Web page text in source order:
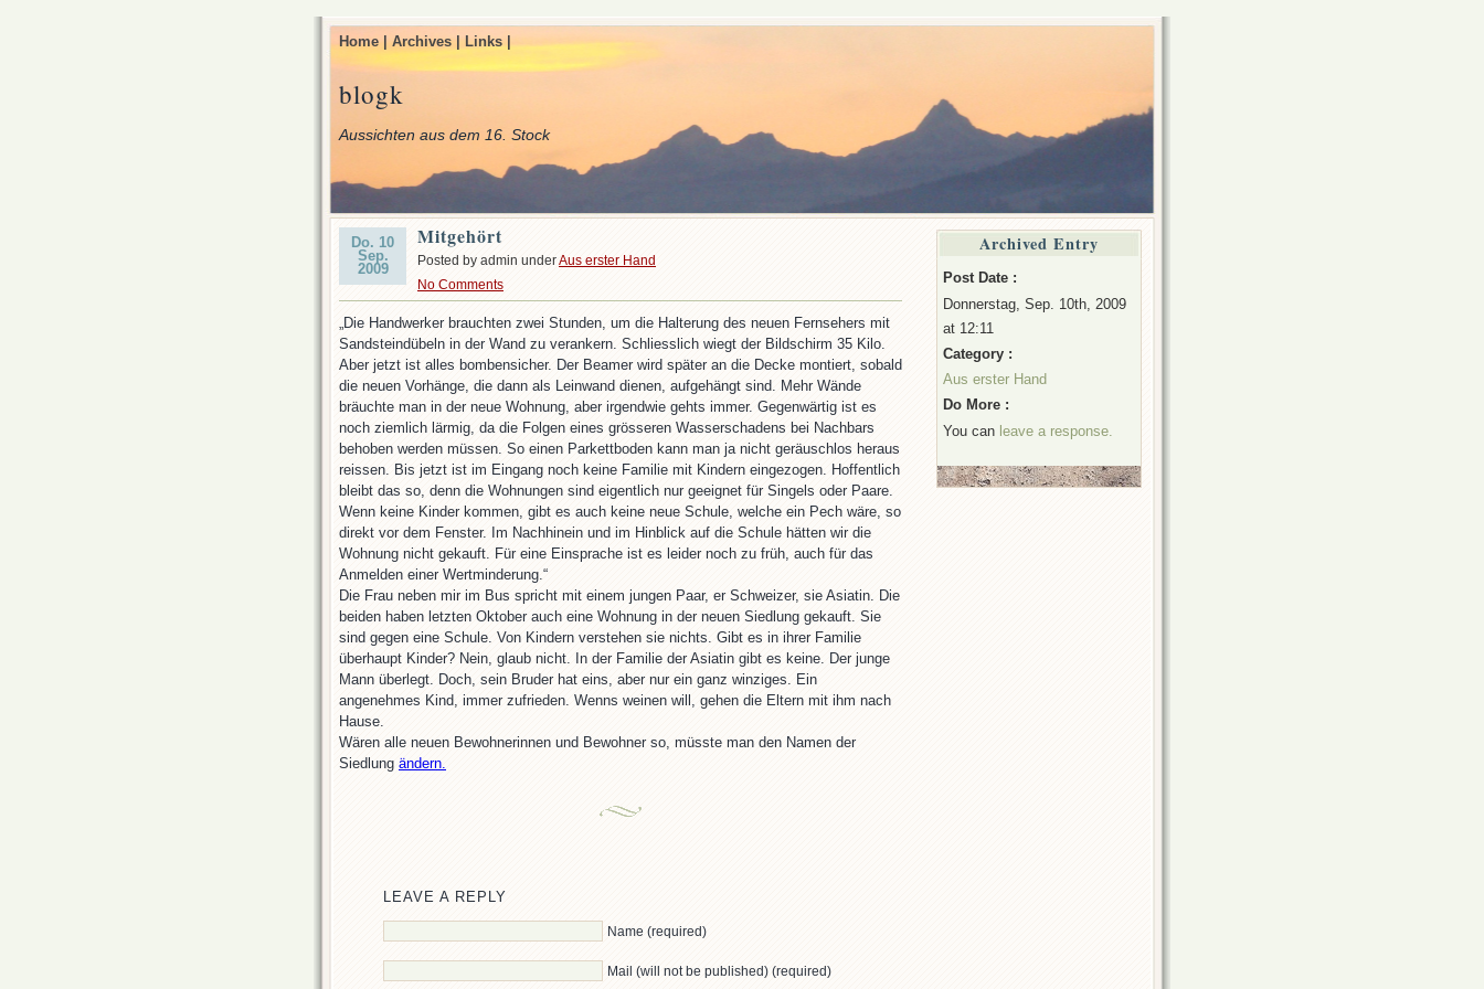
Home | Archives | Links |
blogk
Aussichten aus dem 16. Stock
Do. 10
Sep.
2009
Mitgehört
Posted by admin underAus erster Hand
No Comments
„Die Handwerker brauchten zwei Stunden, um die Halterung des neuen Fernsehers mit
Sandsteindübeln in der Wand zu verankern. Schliesslich wiegt der Bildschirm 35 Kilo.
Aber jetzt ist alles bombensicher. Der Beamer wird später an die Decke montiert, sobald
die neuen Vorhänge, die dann als Leinwand dienen, aufgehängt sind. Mehr Wände
bräuchte man in der neue Wohnung, aber irgendwie gehts immer. Gegenwärtig ist es
noch ziemlich lärmig, da die Folgen eines grösseren Wasserschadens bei Nachbars
behoben werden müssen. So einen Parkettboden kann man ja nicht geräuschlos heraus
reissen. Bis jetzt ist im Eingang noch keine Familie mit Kindern eingezogen. Hoffentlich
bleibt das so, denn die Wohnungen sind eigentlich nur geeignet für Singels oder Paare.
Wenn keine Kinder kommen, gibt es auch keine neue Schule, welche ein Pech wäre, so
direkt vor dem Fenster. Im Nachhinein und im Hinblick auf die Schule hätten wir die
Wohnung nicht gekauft. Für eine Einsprache ist es leider noch zu früh, auch für das
Anmelden einer Wertminderung.“
Die Frau neben mir im Bus spricht mit einem jungen Paar, er Schweizer, sie Asiatin. Die
beiden haben letzten Oktober auch eine Wohnung in der neuen Siedlung gekauft. Sie
sind gegen eine Schule. Von Kindern verstehen sie nichts. Gibt es in ihrer Familie
überhaupt Kinder? Nein, glaub nicht. In der Familie der Asiatin gibt es keine. Der junge
Mann überlegt. Doch, sein Bruder hat eins, aber nur ein ganz winziges. Ein
angenehmes Kind, immer zufrieden. Wenns weinen will, gehen die Eltern mit ihm nach
Hause.
Wären alle neuen Bewohnerinnen und Bewohner so, müsste man den Namen der
Siedlung ändern.
LEAVE A REPLY
Name (required)
Mail (will not be published) (required)
Archived Entry
Post Date :
Donnerstag, Sep. 10th, 2009
at 12:11
Category :
Aus erster Hand
Do More :
You can leave a response.